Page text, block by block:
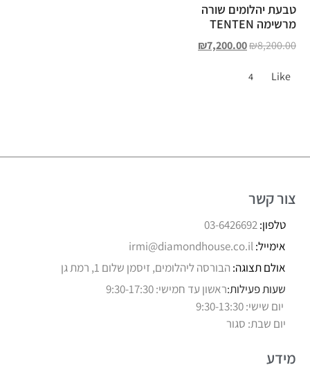
טבעת יהלומים שורה
מרשימה TENTEN
₪8,200.00
₪7,200.00
Like
4
צור קשר
טלפון:03-6426692
אימייל:irmi@diamondhouse.co.il
אולם תצוגה: הבורסה ליהלומים, זיסמן שלום 1, רמת גן
שעות פעילות:ראשון עד חמישי: 9:30-17:30
יום שישי: 9:30-13:30
יום שבת: סגור
מידע